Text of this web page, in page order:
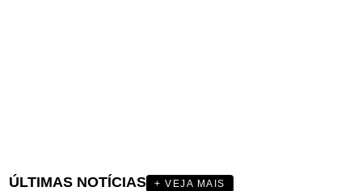
ÚLTIMAS NOTÍCIAS
+ VEJA MAIS